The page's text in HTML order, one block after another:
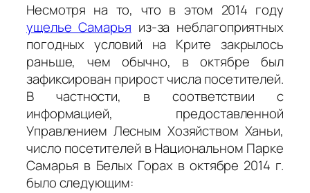
Несмотря на то, что в этом 2014 году
ущелье Самарья из-за неблагоприятных
погодных условий на Крите закрылось
раньше, чем обычно, в октябре был
зафиксирован прирост числа посетителей.
В частности, в соответствии с
информацией, предоставленной
Управлением Лесным Хозяйством Ханьи,
число посетителей в Национальном Парке
Самарья в Белых Горах в октябре 2014 г.
было следующим: